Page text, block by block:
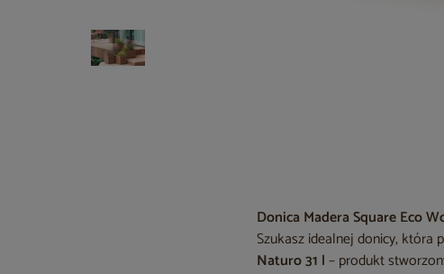
Donica Madera Square Eco
Szukasz idealnej donicy, która
Naturo 31 l– produkt